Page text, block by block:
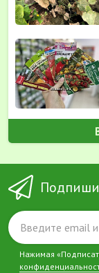
Нажимая